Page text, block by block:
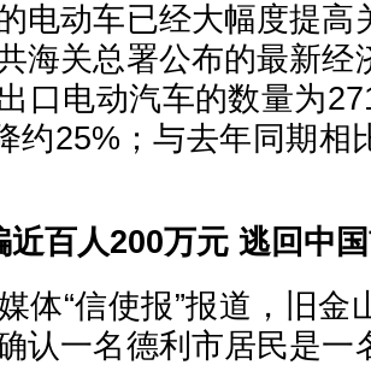
电动车已经大幅度提高
海关总署公布的最新经
口电动汽车的数量为
约25%；与去年同期相
近百人200万元 逃回中
体“信使报”报道，旧金
认一名德利市居民是一